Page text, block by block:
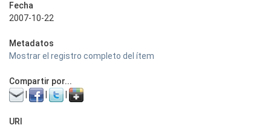
Fecha
2007-10-22
Metadatos
Mostrar el registro completo del ítem
Compartir por...
URI